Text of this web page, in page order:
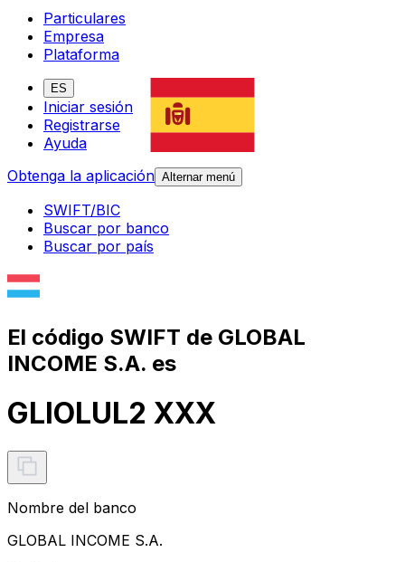
Particulares
Empresa
Plataforma
ES
Iniciar sesión
Registrarse
Ayuda
Obtenga la aplicación Alternar menú
SWIFT/BIC
Buscar por banco
Buscar por país
El código SWIFT de GLOBAL
INCOME S.A. es
GLIOLUL2 XXX
Nombre del banco
GLOBAL INCOME S.A.